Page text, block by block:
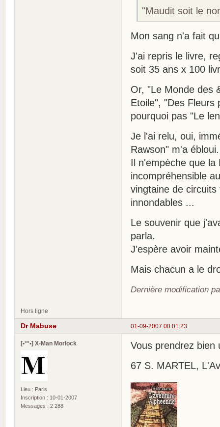
"Maudit soit le
Mon sang n'a fait
J'ai repris le livre,
soit 35 ans x 100
Or, "Le Monde des
Etoile", "Des Fleurs
pourquoi pas "Le
Je l'ai relu, oui,
Rawson" m'a ébloui.
Il n'empèche que
incompréhensible
vingtaine de
innondables ...
Le souvenir que
parla.
J'espère avoir
Mais chacun a le
Dernière modification
Hors ligne
01-09-2007 00:01:23
Dr Mabuse
[•°°•] X-Man Morlock
Lieu : Paris
Inscription : 10-01-2007
Messages : 2 288
Vous prendrez bien
67 S. MARTEL,